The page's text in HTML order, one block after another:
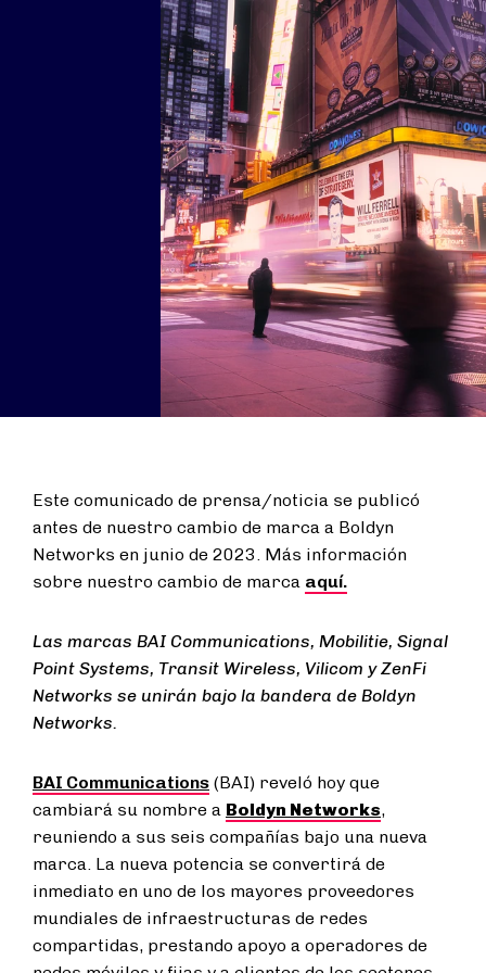
Este comunicado de prensa/noticia se publicó
antes de nuestro cambio de marca a Boldyn
Networks en junio de 2023. Más información
sobre nuestro cambio de marca aquí.
Las marcas BAI Communications, Mobilitie, Signal
Point Systems, Transit Wireless, Vilicom y ZenFi
Networks se unirán bajo la bandera de Boldyn
Networks.
BAI Communications (BAI) reveló hoy que
cambiará su nombre a Boldyn Networks,
reuniendo a sus seis compañías bajo una nueva
marca. La nueva potencia se convertirá de
inmediato en uno de los mayores proveedores
mundiales de infraestructuras de redes
compartidas, prestando apoyo a operadores de